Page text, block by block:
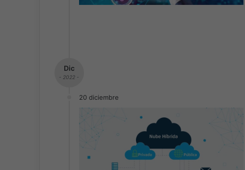
Dic
- 2022 -
20 diciembre